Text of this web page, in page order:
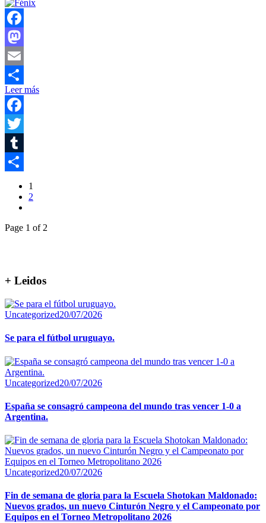
Facebook
Mastodon
Email
Compartir
Leer más
Facebook
Twitter
Tumblr
Compartir
1
2
Page 1 of 2
+ Leidos
Uncategorized20/07/2026
Se para el fútbol uruguayo.
Uncategorized20/07/2026
España se consagró campeona del mundo tras vencer 1-0 a
Argentina.
Uncategorized20/07/2026
Fin de semana de gloria para la Escuela Shotokan Maldonado:
Nuevos grados, un nuevo Cinturón Negro y el Campeonato por
Equipos en el Torneo Metropolitano 2026